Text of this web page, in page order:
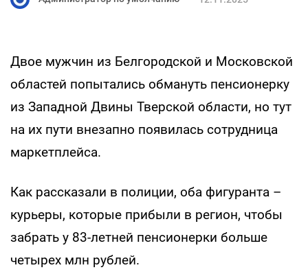
Двое мужчин из Белгородской и Московской
областей попытались обмануть пенсионерку
из Западной Двины Тверской области, но тут
на их пути внезапно появилась сотрудница
маркетплейса.
Как рассказали в полиции, оба фигуранта –
курьеры, которые прибыли в регион, чтобы
забрать у 83-летней пенсионерки больше
четырех млн рублей.